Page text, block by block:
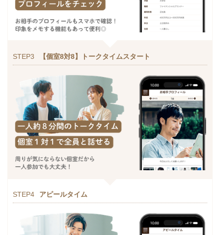
STEP3 【個室8対8】トークタイムスタート
STEP4 アピールタイム